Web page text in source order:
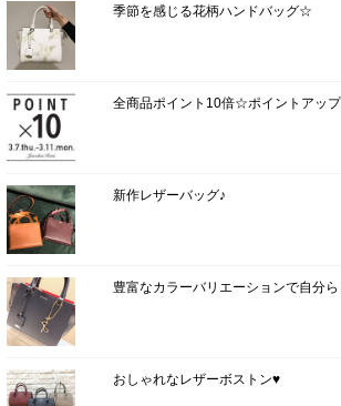
季節を感じる花柄ハンドバッグ☆
全商品ポイント10倍☆ポイントアップ
新作レザーバッグ♪
豊富なカラーバリエーションで自分
おしゃれなレザーボストン♥